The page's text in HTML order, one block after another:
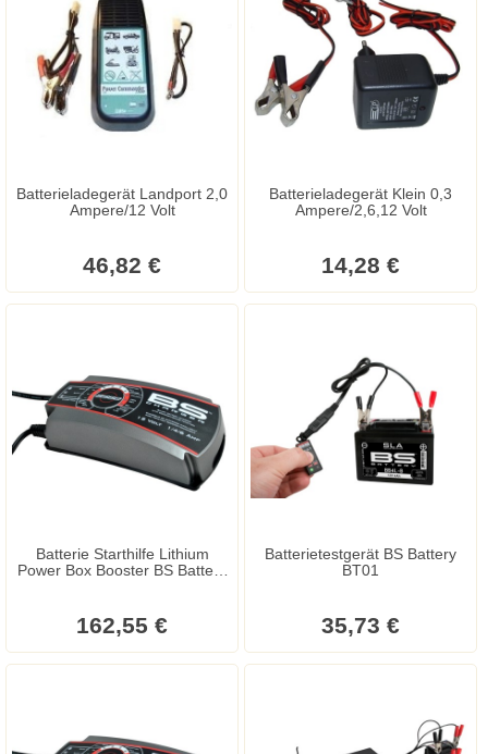
Batterieladegerät Landport 2,0
Ampere/12 Volt
46,82 €
Batterieladegerät Klein 0,3
Ampere/2,6,12 Volt
14,28 €
Batterie Starthilfe Lithium
Power Box Booster BS Battery
162,55 €
Batterietestgerät BS Battery
BT01
35,73 €